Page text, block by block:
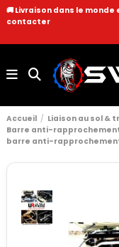
🚚 Livraison dans le
contacter
Accueil Liaison au sol &
Barre anti-
barre anti-